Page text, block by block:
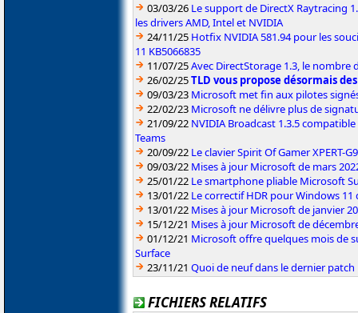
03/03/26 Le support de DirectX Raytracing
les drivers AMD, Intel et NVIDIA
24/11/25 Hotfix NVIDIA 581.94 pour les
11 KB5066835
11/07/25Avec DirectStorage 1.3, le nombre
26/02/25TLD vous propose désormais
09/03/23 Microsoft met fin aux pilotes
22/02/23 Microsoft ne délivre plus de
21/09/22 NVIDIA Broadcast 1.3.5
Teams
20/09/22 Le clavier Spirit Of Gamer XPERT-
09/03/22 Mises à jour Microsoft de mars
25/01/22 Le smartphone pliable Microsoft
13/01/22 Le correctif HDR pour Windows
13/01/22 Mises à jour Microsoft de janvier
15/12/21 Mises à jour Microsoft de
01/12/21 Microsoft offre quelques mois de
Surface
23/11/21 Quoi de neuf dans le dernier
FICHIERS RELATIFS